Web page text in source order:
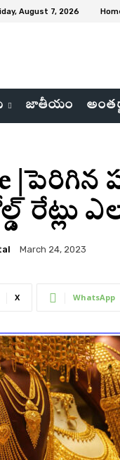
August 7, 2026
జాతీయం
|పెరిగిన
March 24, 2023
X WhatsApp